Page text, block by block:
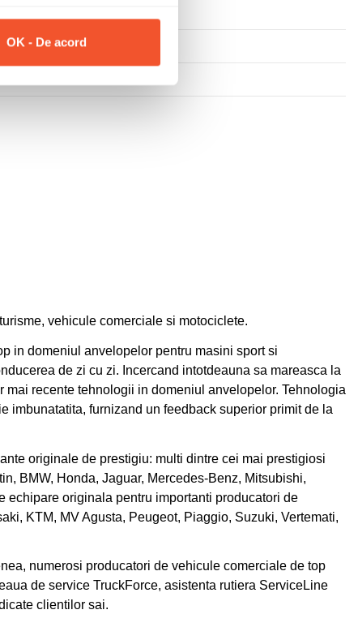
OK - De acord
vehicule comerciale si motociclete.
in domeniul anvelopelor pentru masini sport si
de zi cu zi. Incercand intotdeauna sa mareasca la
recente tehnologii in domeniul anvelopelor. Tehnologia
imbunatatita, furnizand un feedback superior primit de la
originale de prestigiu: multi dintre cei mai prestigiosi
BMW, Honda, Jaguar, Mercedes-Benz, Mitsubishi,
echipare originala pentru importanti producatori de
KTM, MV Agusta, Peugeot, Piaggio, Suzuki, Vertemati,
numerosi producatori de vehicule comerciale de top
de service TruckForce, asistenta rutiera ServiceLine
clientilor sai.